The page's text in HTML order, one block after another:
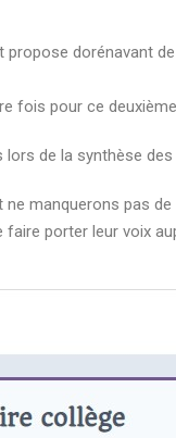
propose dorénavant
fois pour ce
de la synthèse
manquerons pas
porter leur voix